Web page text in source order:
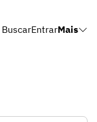
BuscarEntrarMais